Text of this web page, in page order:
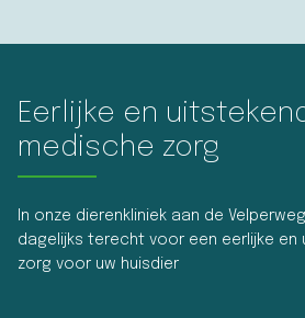
Eerlijke en
medische zorg
In onze dierenkliniek aan de
dagelijks terecht voor een eerlijke en
zorg voor uw huisdier